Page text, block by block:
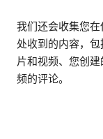
我们还会收集您
处收到的内容，
片和视频、您创
频的评论。